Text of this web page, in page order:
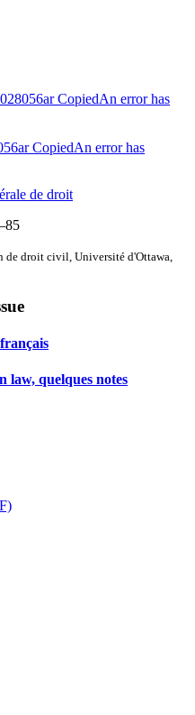
CopiedAn error has
CopiedAn error has
de droit
droit civil, Université d'Ottawa,
law, quelques notes